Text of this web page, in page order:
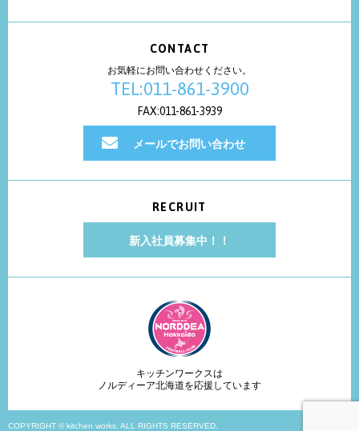
CONTACT
お気軽にお問い合わせください。
TEL:011-861-3900
FAX:011-861-3939
メールでお問い合わせ
RECRUIT
新入社員募集中！！
キッチンワークスは
ノルディーア北海道を応援しています
COPYRIGHT © kitchen works. ALL RIGHTS RESERVED.